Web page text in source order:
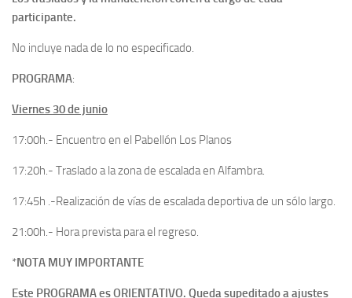
participante.
No incluye nada de lo no especificado.
PROGRAMA:
Viernes 30 de junio
17:00h.- Encuentro en el Pabellón Los Planos
17:20h.- Traslado a la zona de escalada en Alfambra.
17:45h .-Realización de vías de escalada deportiva de un sólo largo.
21:00h.- Hora prevista para el regreso.
*NOTA MUY IMPORTANTE
Este PROGRAMA es ORIENTATIVO. Queda supeditado a ajustes